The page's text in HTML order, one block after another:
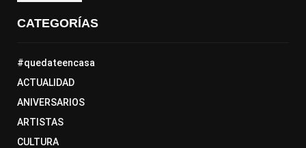
CATEGORÍAS
#quedateencasa
ACTUALIDAD
ANIVERSARIOS
ARTISTAS
CULTURA